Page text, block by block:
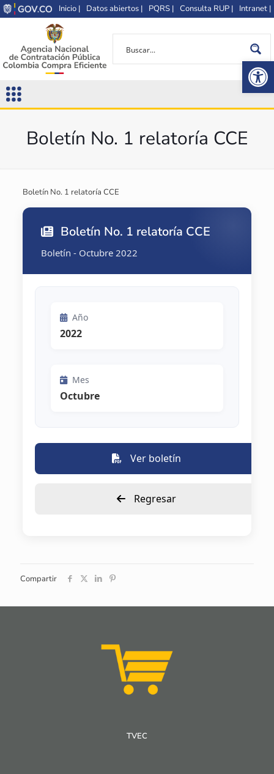
Inicio | Datos abiertos | PQRS | Consulta RUP | Intranet |
Boletín No. 1 relatoría CCE
Boletín No. 1 relatoría CCE
Boletín No. 1 relatoría CCE
Boletín - Octubre 2022
Año
2022
Mes
Octubre
Ver boletín
Regresar
Compartir
TVEC